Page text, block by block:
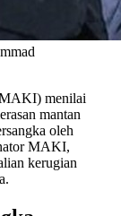
menilai
mantan
oleh
MAKI,
kerugian